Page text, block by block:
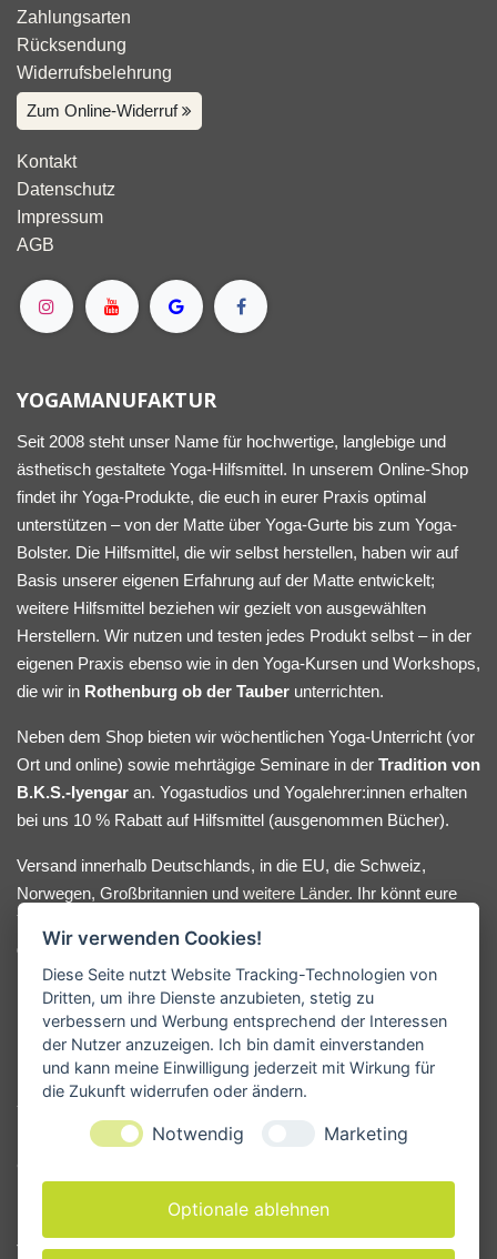
Zahlungsarten
Rücksendung
Widerrufsbelehrung
Zum Online-Widerruf
Kontakt
Datenschutz
Impressum
AGB
YOGAMANUFAKTUR
Seit 2008 steht unser Name für hochwertige, langlebige und
ästhetisch gestaltete Yoga-Hilfsmittel. In unserem Online-Shop
findet ihr Yoga-Produkte, die euch in eurer Praxis optimal
unterstützen – von der Matte über Yoga-Gurte bis zum Yoga-
Bolster. Die Hilfsmittel, die wir selbst herstellen, haben wir auf
Basis unserer eigenen Erfahrung auf der Matte entwickelt;
weitere Hilfsmittel beziehen wir gezielt von ausgewählten
Herstellern. Wir nutzen und testen jedes Produkt selbst – in der
eigenen Praxis ebenso wie in den Yoga-Kursen und Workshops,
die wir in Rothenburg ob der Tauber unterrichten.
Neben dem Shop bieten wir wöchentlichen Yoga-Unterricht (vor
Ort und online) sowie mehrtägige Seminare in der Tradition von
B.K.S.-Iyengar an. Yogastudios und Yogalehrer:innen erhalten
bei uns 10 % Rabatt auf Hilfsmittel (ausgenommen Bücher).
Versand innerhalb Deutschlands, in die EU, die Schweiz,
Norwegen, Großbritannien und weitere Länder. Ihr könnt eure
Yoga-Hilfsmittel bequem online bestellen oder nach Absprache
direkt bei uns im Lager abholen. Bei Fragen oder
Beratungswunsch meldet euch gerne.
KONTAKT
Yogamanufaktur - Andreas Kunze
Erbsengäßchen 4
91541 Rothenburg ob der Tauber
Tel. +49 171 33 28 962
Wir verwenden Cookies!
Diese Seite nutzt Website Tracking-Technologien von
Dritten, um ihre Dienste anzubieten, stetig zu
verbessern und Werbung entsprechend der Interessen
der Nutzer anzuzeigen. Ich bin damit einverstanden
und kann meine Einwilligung jederzeit mit Wirkung für
die Zukunft widerrufen oder ändern.
Notwendig Marketing
Optionale ablehnen